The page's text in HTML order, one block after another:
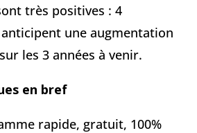
très positives : 4
une augmentation
les 3 années à venir.
en bref
rapide, gratuit, 100%